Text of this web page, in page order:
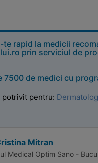
te rapid la medicii
prin serviciul de
7500 de medici cu
potrivit pentru:
Mitran
Medical Optim Sano -